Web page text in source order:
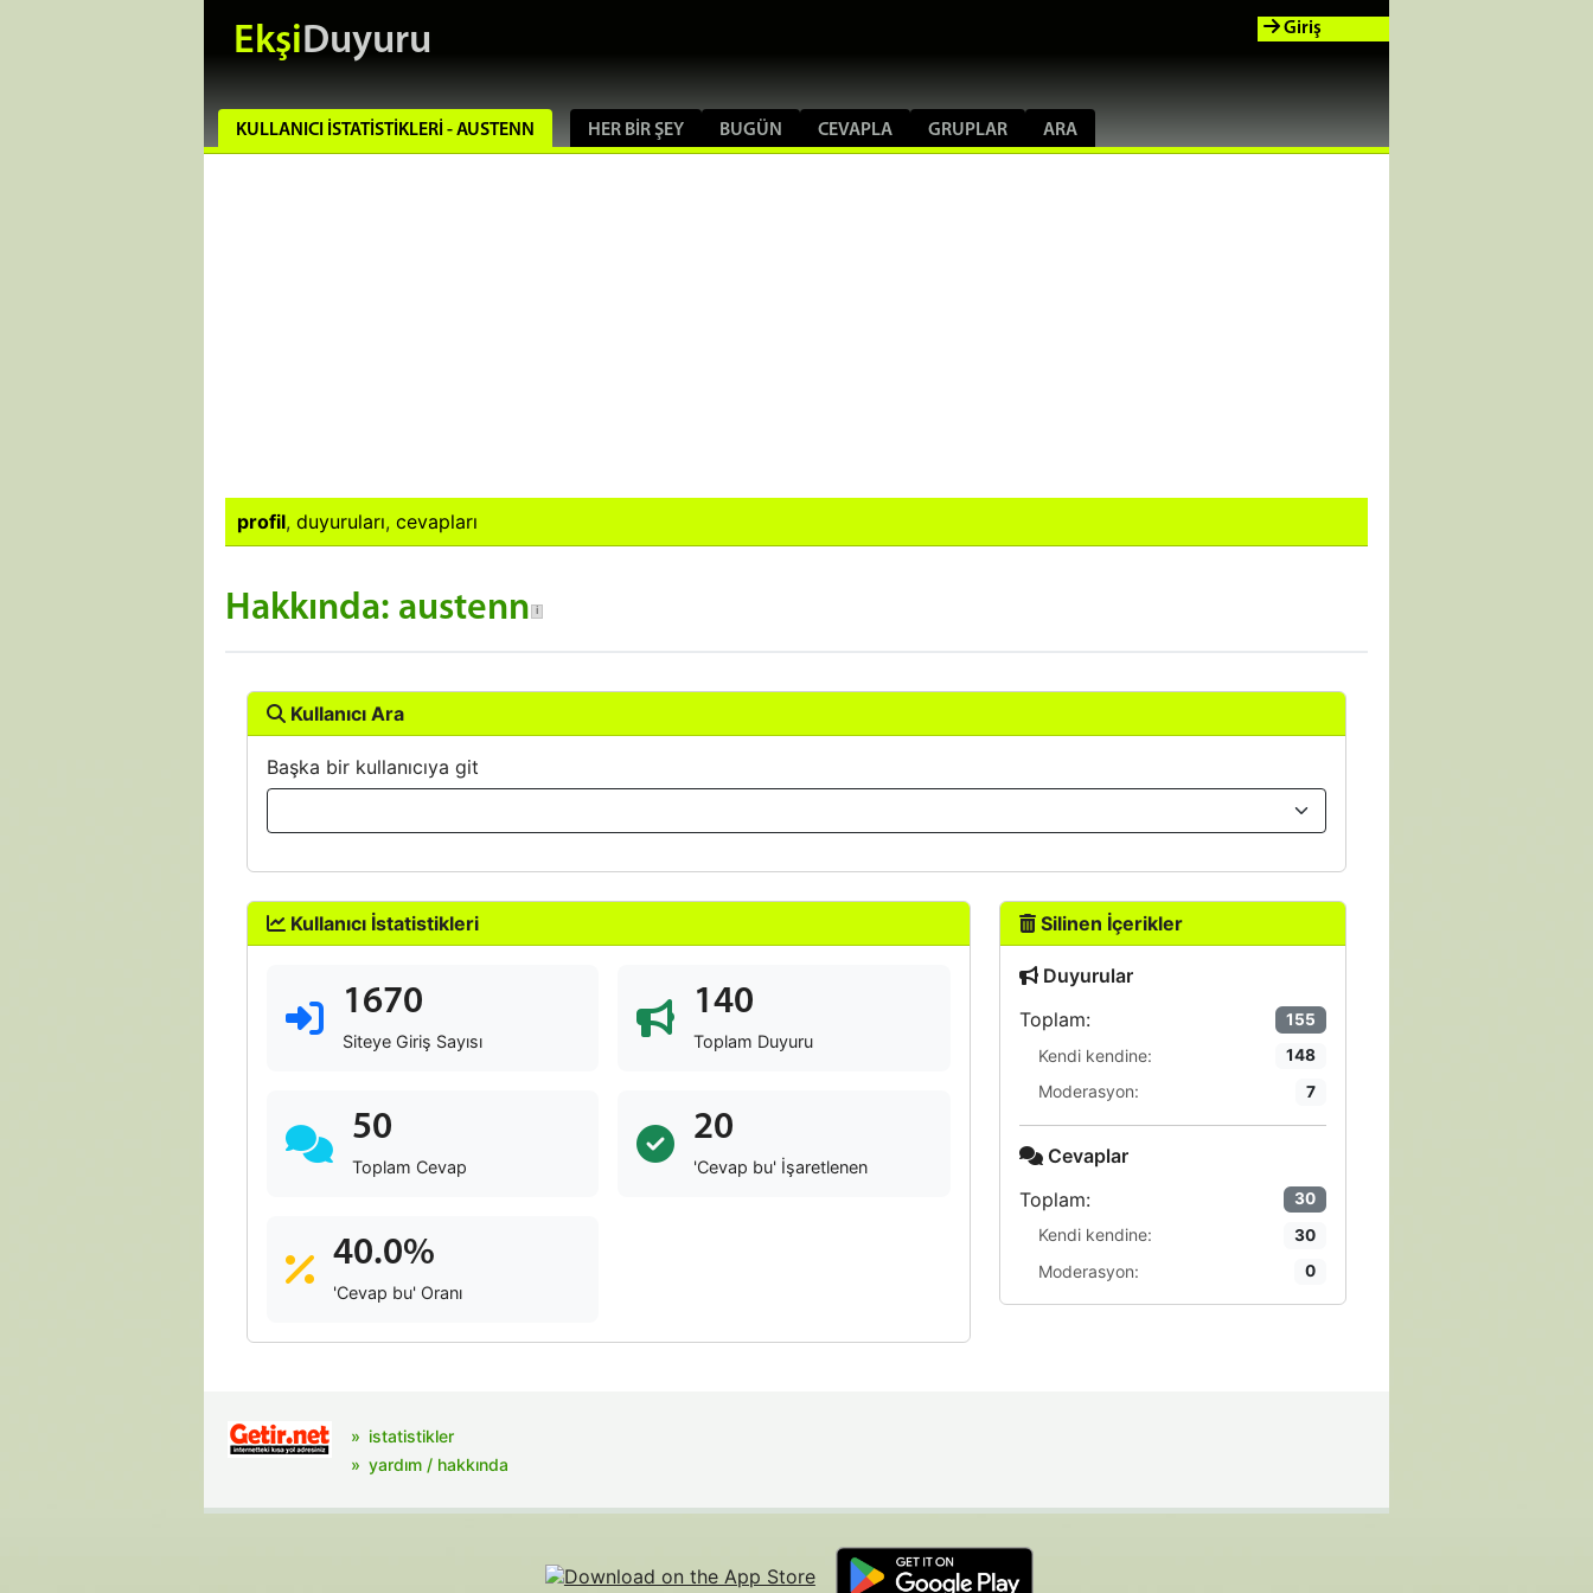
EkşiDuyuru
KULLANICI İSTATISTIKLERI - AUSTENN HER BIR ŞEY BUGÜN CEVAPLA GRUPLAR ARA
Giriş
profil, duyuruları, cevapları
Hakkında: austenn
Kullanıcı Ara
Başka bir kullanıcıya git
Kullanıcı İstatistikleri
1670
Siteye Giriş Sayısı
140
Toplam Duyuru
50
Toplam Cevap
20
'Cevap bu' İşaretlenen
40.0%
'Cevap bu' Oranı
Silinen İçerikler
Duyurular
Toplam:
155
Kendi kendine: 148
Moderasyon: 7
Cevaplar
Toplam:
30
Kendi kendine: 30
Moderasyon: 0
istatistikler
yardım / hakkında